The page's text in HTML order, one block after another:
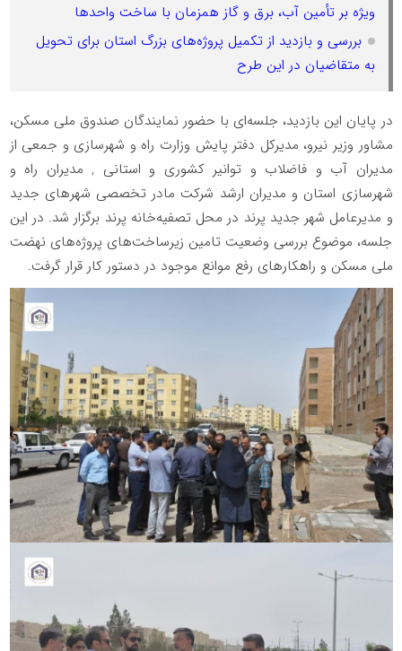
ویژه بر تأمین آب، برق و گاز همزمان با ساخت واحدها
بررسی و بازدید از تکمیل پروژه‌های بزرگ استان برای تحویل
به متقاضیان در این طرح
در پایان این بازدید، جلسه‌ای با حضور نمایندگان صندوق ملی مسکن،
مشاور وزیر نیرو، مدیرکل دفتر پایش وزارت راه و شهرسازی و جمعی از
مدیران آب و فاضلاب و توانیر کشوری و استانی , مدیران راه و
شهرسازی استان و مدیران ارشد شرکت مادر تخصصی شهرهای جدید
و مدیرعامل شهر جدید پرند در محل تصفیه‌خانه پرند برگزار شد. در این
جلسه، موضوع بررسی وضعیت تامین زیرساخت‌های پروژه‌های نهضت
ملی مسکن و راهکارهای رفع موانع موجود در دستور کار قرار گرفت.